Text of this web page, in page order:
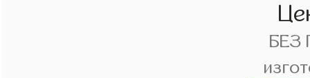
БЕЗ